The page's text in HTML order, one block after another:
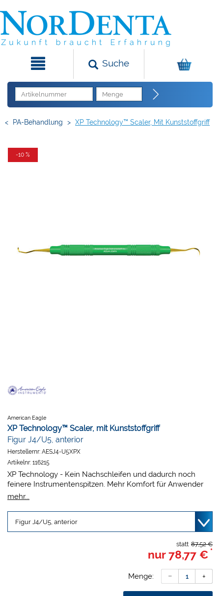
Suche
< PA-Behandlung > XP Technology™ Scaler, Mit Kunststoffgriff
-10 %
American Eagle
XP Technology™ Scaler, mit Kunststoffgriff
Figur J4/U5, anterior
Herstellernr: AESJ4-U5XPX
Artikelnr: 116215
XP Technology - Kein Nachschleifen und dadurch noch
feinere Instrumentenspitzen. Mehr Komfort für Anwender
und Patient durch immer korrekte Spitzengeometrie.
nach allen gängigen Verfahren wiederaufbereitbar.
mehr...
87,52 €
statt
nur78,77 € *
Menge: